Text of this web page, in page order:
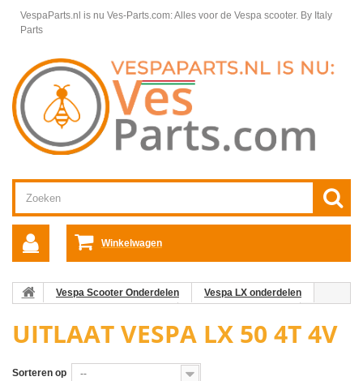
VespaParts.nl is nu Ves-Parts.com: Alles voor de Vespa scooter. By Italy
Parts
Winkelwagen
Vespa Scooter Onderdelen
Vespa LX onderdelen
Vespa LX 50 4T 4V
UITLAAT VESPA LX 50 4T 4V
Sorteren op --